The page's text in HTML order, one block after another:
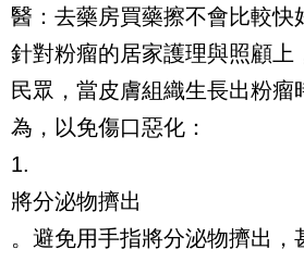
醫：去藥房買藥擦不會比較快
針對粉瘤的居家護理與照顧上
民眾，當皮膚組織生長出粉瘤
為，以免傷口惡化：
1.
將分泌物擠出
。避免用手指將分泌物擠出，